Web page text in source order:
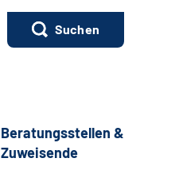
Suchen
Beratungsstellen &
Zuweisende